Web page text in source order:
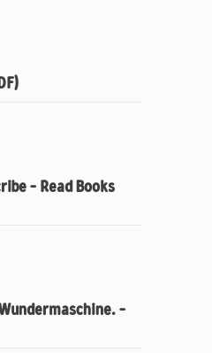
– Read Books
–